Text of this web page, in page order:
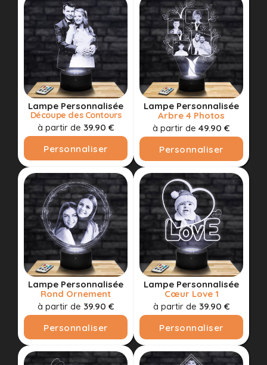
Lampe Personnalisée
Découpe des Contours
à partir de 39.90 €
Personnaliser
Lampe Personnalisée
Arbre 4 Photos
à partir de 49.90 €
Personnaliser
Lampe Personnalisée
Rond Ornement
à partir de 39.90 €
Personnaliser
Lampe Personnalisée
Cœur Love 1
à partir de 39.90 €
Personnaliser